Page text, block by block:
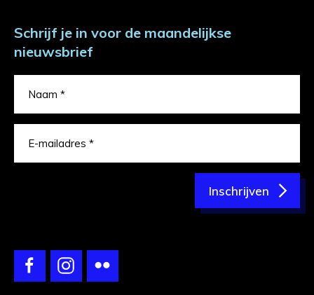
Schrijf je in voor de maandelijkse
nieuwsbrief
Inschrijven